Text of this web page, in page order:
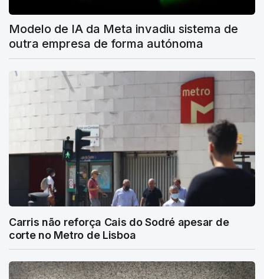
Modelo de IA da Meta invadiu sistema de
outra empresa de forma autónoma
Carris não reforça Cais do Sodré apesar de
corte no Metro de Lisboa